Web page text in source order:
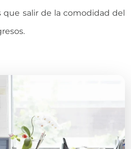
que salir de la comodidad del